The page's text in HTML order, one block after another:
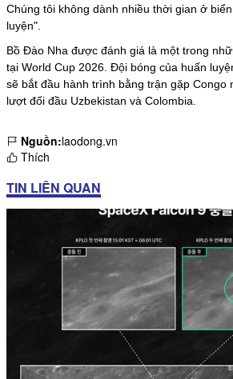
Chúng tôi không dành nhiều thời gian ở
luyện".
Bồ Đào Nha được đánh giá là một trong
tại World Cup 2026. Đội bóng của huấn
sẽ bắt đầu hành trình bằng trận gặp Congo
lượt đối đầu Uzbekistan và Colombia.
Nguồn:laodong.vn
Thích
TIN LIÊN QUAN